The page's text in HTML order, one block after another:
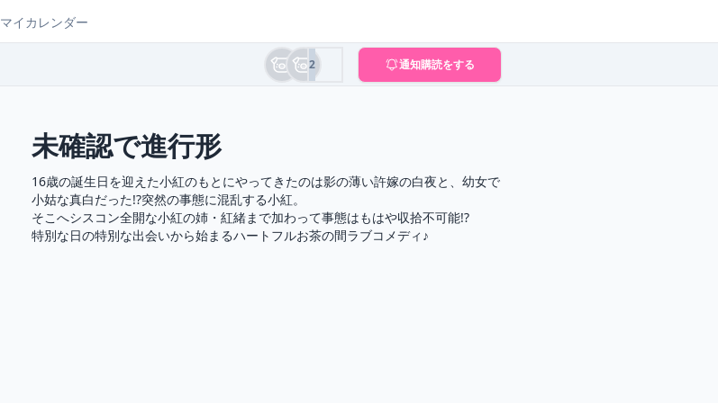
マイカレンダー
2 通知購読をする
未確認で進行形
16歳の誕生日を迎えた小紅のもとにやってきたのは影の薄い許嫁の白夜と、幼女で
小姑な真白だった!?突然の事態に混乱する小紅。
そこへシスコン全開な小紅の姉・紅緒まで加わって事態はもはや収拾不可能!?
特別な日の特別な出会いから始まるハートフルお茶の間ラブコメディ♪